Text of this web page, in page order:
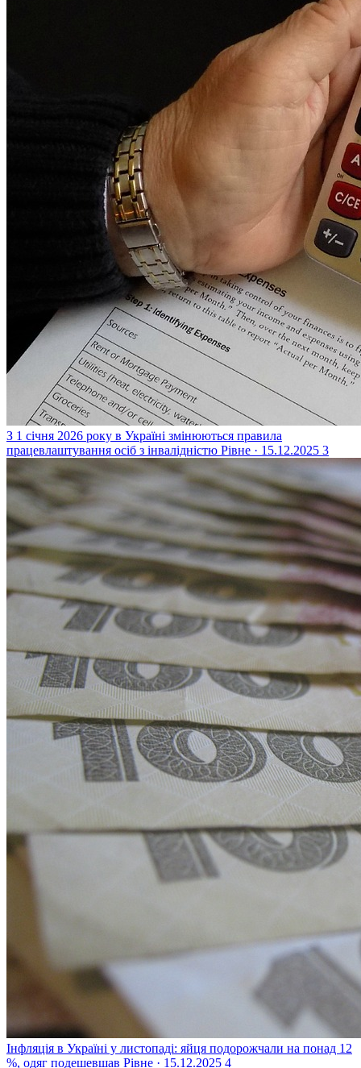
З 1 січня 2026 року в Україні змінюються правила
працевлаштування осіб з інвалідністю Рівне · 15.12.2025 3
Інфляція в Україні у листопаді: яйця подорожчали на понад 12
%, одяг подешевшав Рівне · 15.12.2025 4